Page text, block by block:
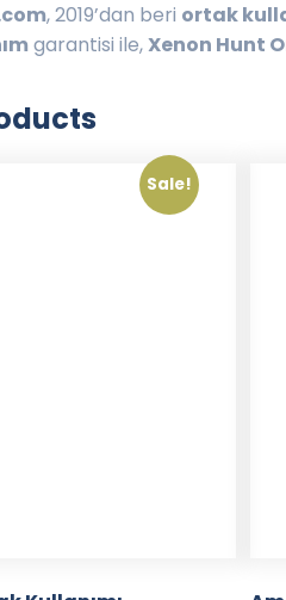
, 2019’dan beri ortak
garantisi ile,Xenon Hunt
Sale!